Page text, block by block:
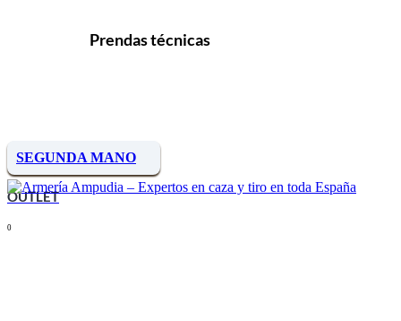
Prendas técnicas
SEGUNDA MANO
OUTLET
0